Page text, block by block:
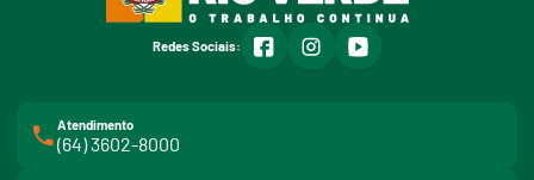
Redes Sociais: facebookinstagramyoutube
Atendimento
(64) 3602-8000